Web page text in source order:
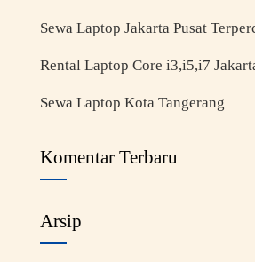
Sewa Laptop Jakarta Pusat
Rental Laptop Core i3,i5,i7
Sewa Laptop Kota Tangerang
Komentar Terbaru
Arsip